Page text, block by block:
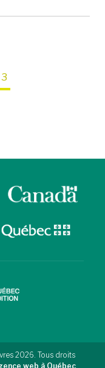
3
2026. Tous droits
web à Québec